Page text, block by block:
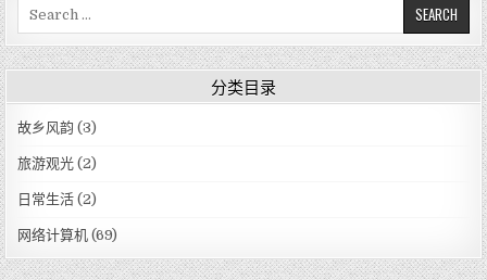
a
r
f
o
:
分类目录
故乡风韵 (3)
旅游观光 (2)
日常生活 (2)
网络计算机 (69)